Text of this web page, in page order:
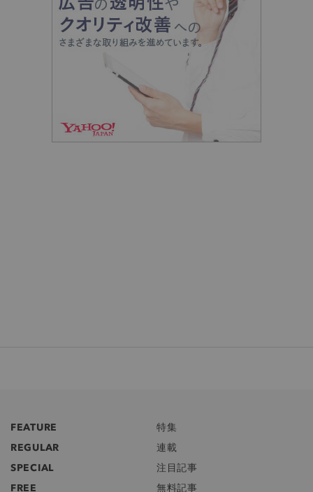
FEATURE
特集
REGULAR
連載
SPECIAL
注目記事
FREE
無料記事